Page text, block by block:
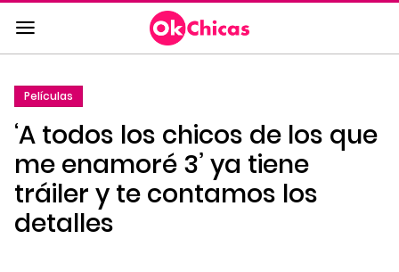
Saltar
al
contenido
a
la
navegación
principal
Películas
‘A todos los chicos de los que
me enamoré 3’ ya tiene
tráiler y te contamos los
detalles